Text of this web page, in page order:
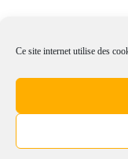
Ce site internet utilise des